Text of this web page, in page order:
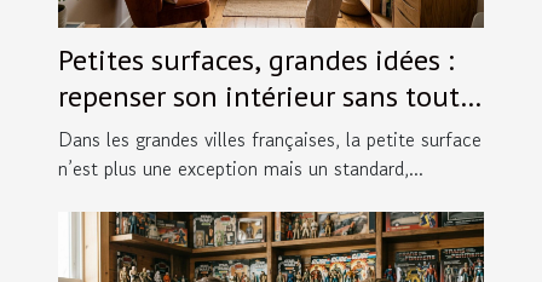
Petites surfaces, grandes idées :
repenser son intérieur sans tout
bouleverser
Dans les grandes villes françaises, la petite surface
n’est plus une exception mais un standard,...